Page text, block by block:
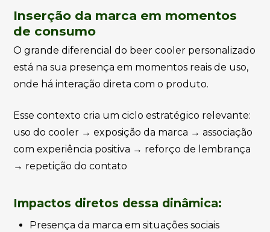
Inserção da marca em momentos
de consumo
O grande diferencial do beer cooler personalizado
está na sua presença em momentos reais de uso,
onde há interação direta com o produto.
Esse contexto cria um ciclo estratégico relevante:
uso do cooler → exposição da marca → associação
com experiência positiva → reforço de lembrança
→ repetição do contato
Impactos diretos dessa dinâmica:
Presença da marca em situações sociais